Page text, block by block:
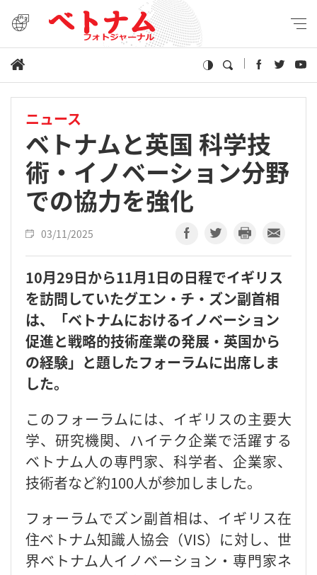
ニュース
ベトナムと英国 科学技
術・イノベーション分野
での協力を強化
03/11/2025
10月29日から11月1日の日程でイギリス
を訪問していたグエン・チ・ズン副首相
は、「ベトナムにおけるイノベーション
促進と戦略的技術産業の発展・英国から
の経験」と題したフォーラムに出席しま
した。
このフォーラムには、イギリスの主要大
学、研究機関、ハイテク企業で活躍する
ベトナム人の専門家、科学者、企業家、
技術者など約100人が参加しました。
フォーラムでズン副首相は、イギリス在
住ベトナム知識人協会（VIS）に対し、世
界ベトナム人イノベーション・専門家ネ